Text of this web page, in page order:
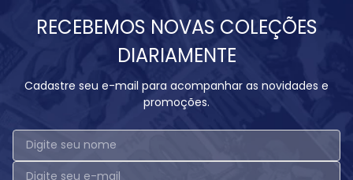
RECEBEMOS NOVAS COLEÇÕES
DIARIAMENTE
Cadastre seu e-mail para acompanhar as novidades e
promoções.